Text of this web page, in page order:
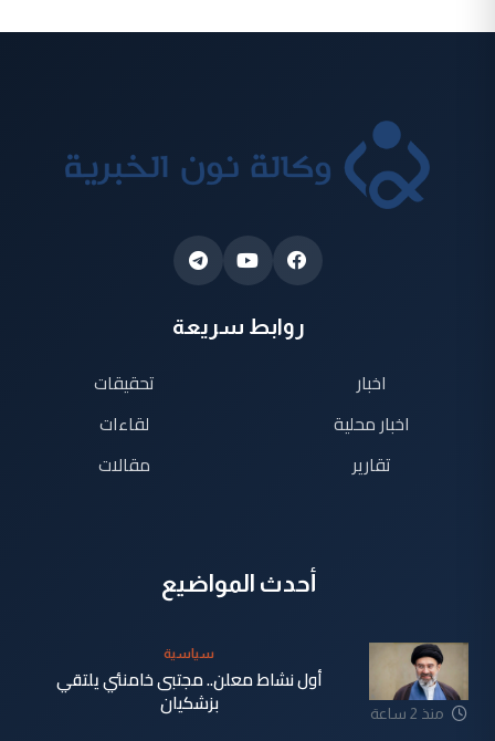
روابط سريعة
اخبار
اخبار محلية
تقارير
تحقيقات
لقاءات
مقالات
أحدث المواضيع
منذ 2 ساعة
سياسية
أول نشاط معلن.. مجتبى خامنئي يلتقي
بزشكيان